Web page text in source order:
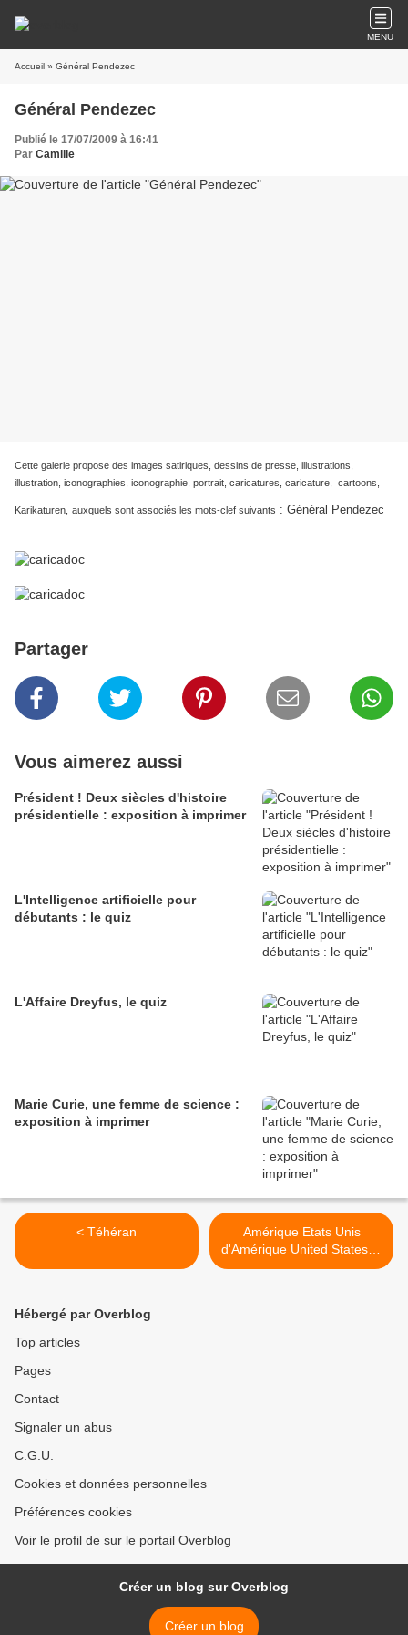
MENU
Accueil » Général Pendezec
Général Pendezec
Publié le 17/07/2009 à 16:41
Par Camille
Cette galerie propose des images satiriques, dessins de presse, illustrations,
illustration, iconographies, iconographie, portrait, caricatures, caricature, cartoons,
Karikaturen, auxquels sont associés les mots-clef suivants : Général Pendezec
Partager
Vous aimerez aussi
Président ! Deux siècles d'histoire
présidentielle : exposition à imprimer
L'Intelligence artificielle pour
débutants : le quiz
L'Affaire Dreyfus, le quiz
Marie Curie, une femme de science :
exposition à imprimer
< Téhéran
Amérique Etats Unis
d'Amérique United States of
America USA 1/... >
Hébergé par Overblog
Top articles
Pages
Contact
Signaler un abus
C.G.U.
Cookies et données personnelles
Préférences cookies
Voir le profil de sur le portail Overblog
Créer un blog sur Overblog
Créer un blog